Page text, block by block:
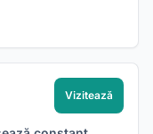
Vizitează